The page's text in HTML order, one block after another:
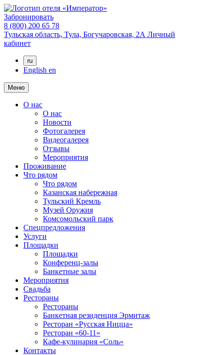
Забронировать
8 (800) 200 65 78
Тульская область, Тула, Богучаровская, 2А Личный
кабинет
ru
English en
Меню
О нас
О нас
Новости
Фотогалерея
Видеогалерея
Отзывы
Мероприятия
Проживание
Что рядом
Что рядом
Казанская набережная
Тульский Кремль
Музей Оружия
Комсомольский парк
Спецпредложения
Услуги
Площадки
Площадки
Конференц-залы
Банкетные залы
Мероприятия
Свадьба
Рестораны
Рестораны
Банкетная резиденция Эрмитаж
Ресторан «Русская Ницца»
Ресторан «60-11»
Кафе-кулинария «Соль»
Контакты